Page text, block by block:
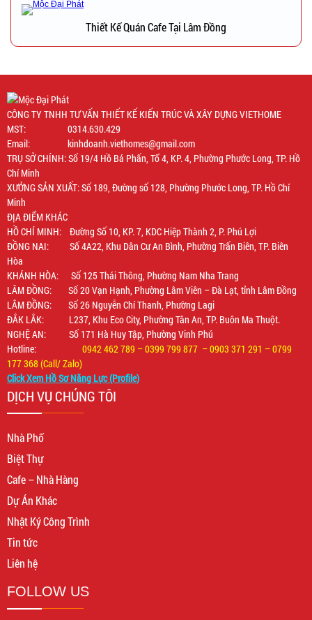
Thiết Kế Quán Cafe Tại Lâm Đồng
CÔNG TY TNHH TƯ VẤN THIẾT KẾ KIẾN TRÚC VÀ XÂY DỰNG VIETHOME
MST: 0314.630.429
Email: kinhdoanh.viethomes@gmail.com
TRỤ SỞ CHÍNH: Số 19/4 Hồ Bá Phấn, Tổ 4, KP. 4, Phường Phước Long, TP. Hồ
Chí Minh
XƯỞNG SẢN XUẤT: Số 189, Đường số 128, Phường Phước Long, TP. Hồ Chí
Minh
ĐỊA ĐIỂM KHÁC
HỒ CHÍ MINH: Đường Số 10, KP. 7, KDC Hiệp Thành 2, P. Phú Lợi
ĐỒNG NAI: Số 4A22, Khu Dân Cư An Bình, Phường Trấn Biên, TP. Biên
Hòa
KHÁNH HÒA: Số 125 Thái Thông, Phường Nam Nha Trang
LÂM ĐỒNG: Số 20 Vạn Hạnh, Phường Lâm Viên – Đà Lạt, tỉnh Lâm Đồng
LÂM ĐỒNG: Số 26 Nguyễn Chí Thanh, Phường Lagi
ĐẮK LẮK: L237, Khu Eco City, Phường Tân An, TP. Buôn Ma Thuột.
NGHỆ AN: Số 171 Hà Huy Tập, Phường Vinh Phú
Hotline: 0942 462 789 – 0399 799 877 – 0903 371 291 – 0799
177 368 (Call/ Zalo)
Click Xem Hồ Sơ Năng Lực (Profile)
DỊCH VỤ CHÚNG TÔI
Nhà Phố
Biệt Thự
Cafe – Nhà Hàng
Dự Án Khác
Nhật Ký Công Trình
Tin tức
Liên hệ
FOLLOW US